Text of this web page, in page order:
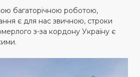
багаторічною роботою,
є для нас звичною, строки
з-за кордону Україну є